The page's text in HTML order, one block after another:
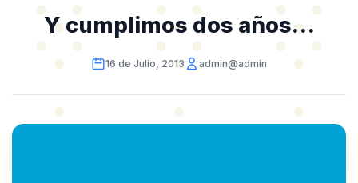
Y cumplimos dos años…
16 de Julio, 2013 admin@admin